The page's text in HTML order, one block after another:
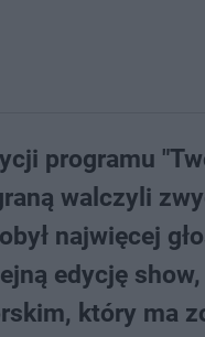
programu
walczyli
najwięcej
edycję
który ma